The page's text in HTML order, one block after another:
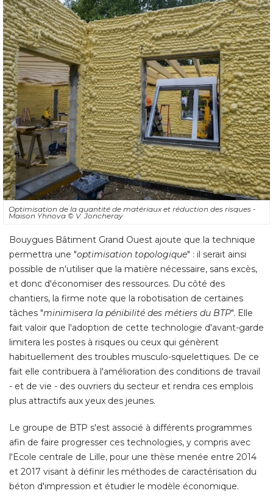
Optimisation de la quantité de matériaux et réduction des risques -
Maison Yhnova © V. Joncheray
Bouygues Bâtiment Grand Ouest ajoute que la technique
permettra une "optimisation topologique" : il serait ainsi
possible de n'utiliser que la matière nécessaire, sans excès,
et donc d'économiser des ressources. Du côté des
chantiers, la firme note que la robotisation de certaines
tâches "minimisera la pénibilité des métiers du BTP". Elle
fait valoir que l'adoption de cette technologie d'avant-garde
limitera les postes à risques ou ceux qui génèrent
habituellement des troubles musculo-squelettiques. De ce
fait elle contribuera à l'amélioration des conditions de travail
- et de vie - des ouvriers du secteur et rendra ces emplois
plus attractifs aux yeux des jeunes.
Le groupe de BTP s'est associé à différents programmes
afin de faire progresser ces technologies, y compris avec
l'Ecole centrale de Lille, pour une thèse menée entre 2014
et 2017 visant à définir les méthodes de caractérisation du
béton d'impression et étudier le modèle économique.